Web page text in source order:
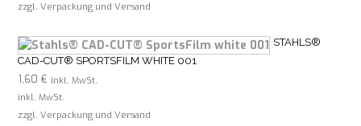
war: ist:
zzgl. Verpackung und Versand
STAHLS®
CAD-CUT® SPORTSFILM WHITE 001
1,60 € inkl. MwSt.
inkl. MwSt.
zzgl. Verpackung und Versand